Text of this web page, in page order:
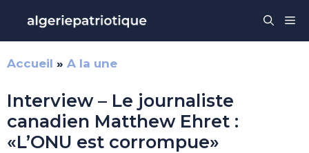
contenu
Accueil » A la une
Interview – Le journaliste
canadien Matthew Ehret :
«L’ONU est corrompue»